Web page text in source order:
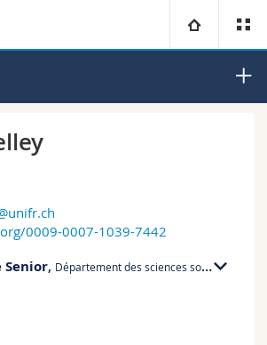
et sociales et management
humaines
et des
Département des sciences
0009-0007-1039-7442
Senior, Département des sciences sociales